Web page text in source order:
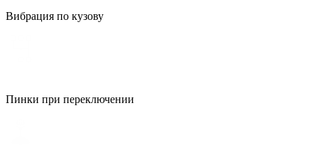
Вибрация по кузову
Пинки при переключении